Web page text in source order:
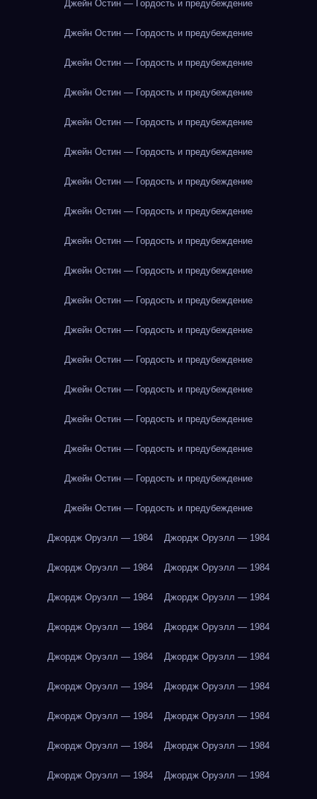
Джейн Остин — Гордость и предубеждение
Джейн Остин — Гордость и предубеждение
Джейн Остин — Гордость и предубеждение
Джейн Остин — Гордость и предубеждение
Джейн Остин — Гордость и предубеждение
Джейн Остин — Гордость и предубеждение
Джейн Остин — Гордость и предубеждение
Джейн Остин — Гордость и предубеждение
Джейн Остин — Гордость и предубеждение
Джейн Остин — Гордость и предубеждение
Джейн Остин — Гордость и предубеждение
Джейн Остин — Гордость и предубеждение
Джейн Остин — Гордость и предубеждение
Джейн Остин — Гордость и предубеждение
Джейн Остин — Гордость и предубеждение
Джейн Остин — Гордость и предубеждение
Джейн Остин — Гордость и предубеждение
Джейн Остин — Гордость и предубеждение
Джордж Оруэлл — 1984 Джордж Оруэлл — 1984
Джордж Оруэлл — 1984 Джордж Оруэлл — 1984
Джордж Оруэлл — 1984 Джордж Оруэлл — 1984
Джордж Оруэлл — 1984 Джордж Оруэлл — 1984
Джордж Оруэлл — 1984 Джордж Оруэлл — 1984
Джордж Оруэлл — 1984 Джордж Оруэлл — 1984
Джордж Оруэлл — 1984 Джордж Оруэлл — 1984
Джордж Оруэлл — 1984 Джордж Оруэлл — 1984
Джордж Оруэлл — 1984 Джордж Оруэлл — 1984